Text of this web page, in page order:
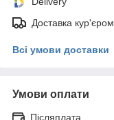
Доставка кур'єром
Всі умови доставки
Умови оплати
Післяплата